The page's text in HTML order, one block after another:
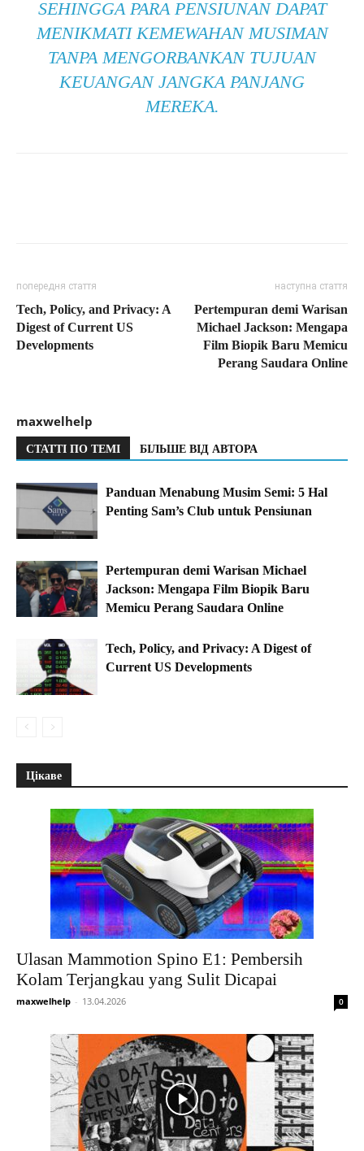
SEHINGGA PARA PENSIUNAN DAPAT
MENIKMATI KEMEWAHAN MUSIMAN
TANPA MENGORBANKAN TUJUAN
KEUANGAN JANGKA PANJANG
MEREKA.
попередня стаття
Tech, Policy, and Privacy: A
Digest of Current US
Developments
наступна стаття
Pertempuran demi Warisan
Michael Jackson: Mengapa
Film Biopik Baru Memicu
Perang Saudara Online
maxwelhelp
СТАТТІ ПО ТЕМІ БІЛЬШЕ ВІД АВТОРА
Panduan Menabung Musim Semi: 5 Hal
Penting Sam’s Club untuk Pensiunan
Pertempuran demi Warisan Michael
Jackson: Mengapa Film Biopik Baru
Memicu Perang Saudara Online
Tech, Policy, and Privacy: A Digest of
Current US Developments
Цікаве
Ulasan Mammotion Spino E1: Pembersih
Kolam Terjangkau yang Sulit Dicapai
maxwelhelp - 13.04.2026 0